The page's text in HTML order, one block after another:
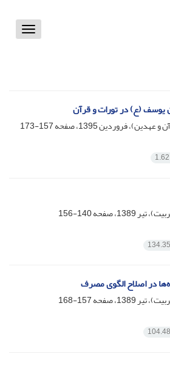
Toggle
یوسف (ع) در تورات و قرآن
157-173
140-156
در اصلاح الگوی مصرف
157-168